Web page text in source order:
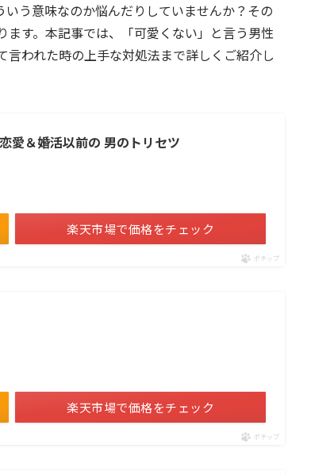
う意味なのか悩んだりしていませんか？その
す。本記事では、「可愛くない」と言う男性
われた時の上手な対処法まで詳しくご紹介し
愛＆婚活以前の 男のトリセツ
楽天市場で価格をチェック
ポチップ
楽天市場で価格をチェック
ポチップ